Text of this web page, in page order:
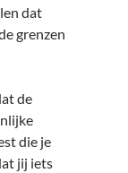
dat
grenzen
de
die je
jij iets